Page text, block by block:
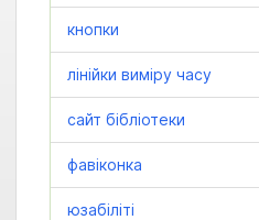
кнопки
лінійки виміру часу
сайт бібліотеки
фавіконка
юзабіліті